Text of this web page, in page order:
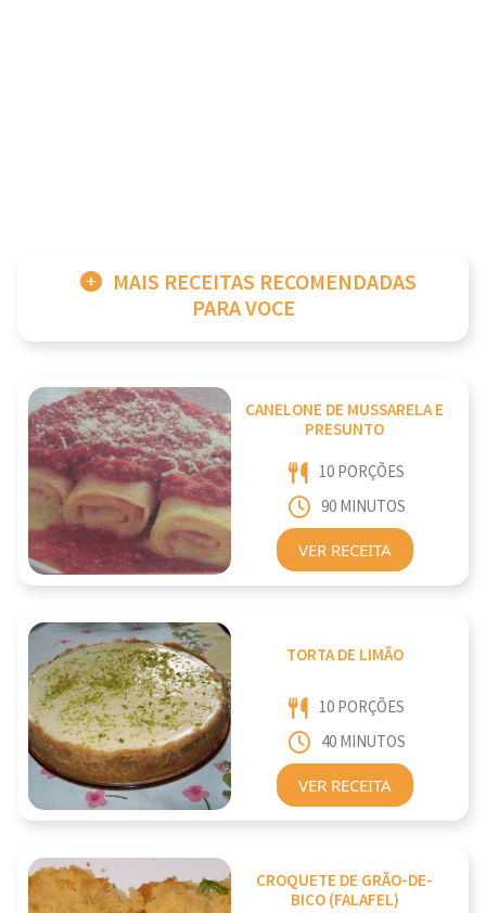
MAIS RECEITAS RECOMENDADAS
PARA VOCE
CANELONE DE MUSSARELA E
PRESUNTO
10 PORÇÕES
90 MINUTOS
VER RECEITA
TORTA DE LIMÃO
10 PORÇÕES
40 MINUTOS
VER RECEITA
CROQUETE DE GRÃO-DE-
BICO (FALAFEL)